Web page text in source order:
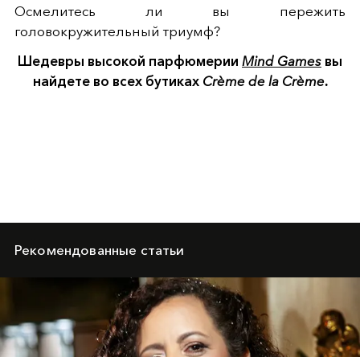
Осмелитесь ли вы пережить
головокружительный триумф?
Шедевры высокой парфюмерии Mind Games вы
найдете во всех бутиках Crème de la Crème.
Рекомендованные статьи